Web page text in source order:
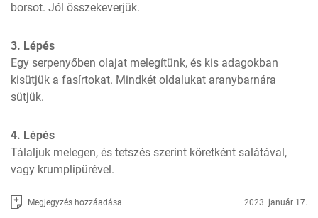
borsot. Jól összekeverjük.
3. Lépés
Egy serpenyőben olajat melegítünk, és kis adagokban
kisütjük a fasírtokat. Mindkét oldalukat aranybarnára
sütjük.
4. Lépés
Tálaljuk melegen, és tetszés szerint köretként salátával,
vagy krumplipürével.
Megjegyzés hozzáadása 2023. január 17.